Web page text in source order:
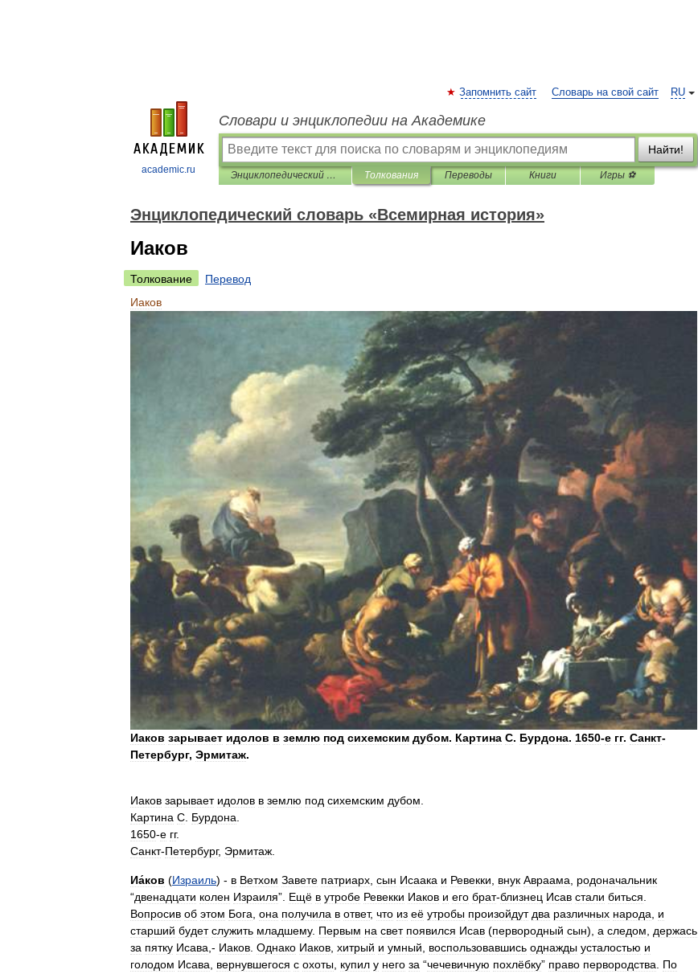
academic.ru
RU
Запомнить сайт Словарь на свой сайт
Словари и энциклопедии на Академике
Найти!
Энциклопедический словарь «Всемирная история» Толкования Переводы Книги Игры ⚽
Энциклопедический словарь «Всемирная история»
Иаков
Толкование
Перевод
Иаков
Иаков зарывает идолов в землю под сихемским дубом. Картина С. Бурдона. 1650-е гг. Санкт-
Петербург, Эрмитаж.
Иаков зарывает идолов в землю под сихемским дубом.
Картина С. Бурдона.
1650-е гг.
Санкт-Петербург, Эрмитаж.
Иа́ков (Израиль) - в Ветхом Завете патриарх, сын Исаака и Ревекки, внук Авраама, родоначальник
“двенадцати колен Израиля”. Ещё в утробе Ревекки Иаков и его брат-близнец Исав стали биться.
Вопросив об этом Бога, она получила в ответ, что из её утробы произойдут два различных народа, и
старший будет служить младшему. Первым на свет появился Исав (первородный сын), а следом, держась
за пятку Исава,- Иаков. Однако Иаков, хитрый и умный, воспользовавшись однажды усталостью и
голодом Исава, вернувшегося с охоты, купил у него за “чечевичную похлёбку” право первородства. По